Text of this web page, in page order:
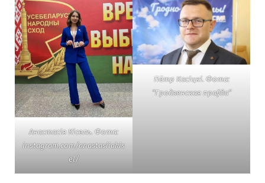
Анастасія Кісель. Фота:
instagram.com/anastasiiakis
el/
Пётр Касіцкі. Фота:
“Гродзенская праўда”